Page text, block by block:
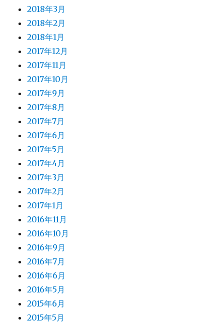
2018年3月
2018年2月
2018年1月
2017年12月
2017年11月
2017年10月
2017年9月
2017年8月
2017年7月
2017年6月
2017年5月
2017年4月
2017年3月
2017年2月
2017年1月
2016年11月
2016年10月
2016年9月
2016年7月
2016年6月
2016年5月
2015年6月
2015年5月